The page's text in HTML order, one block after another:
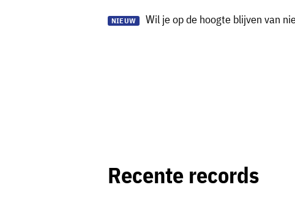
NIEUW Wil je op de hoogte blijven van
Recente records